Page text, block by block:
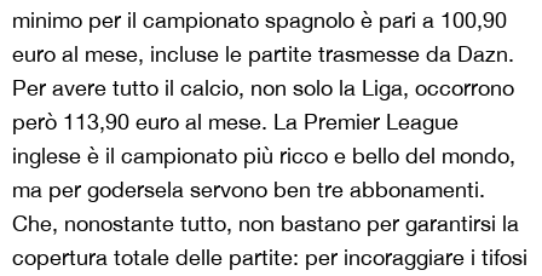
minimo per il campionato spagnolo è pari a 100,90
euro al mese, incluse le partite trasmesse da Dazn.
Per avere tutto il calcio, non solo la Liga, occorrono
però 113,90 euro al mese. La Premier League
inglese è il campionato più ricco e bello del mondo,
ma per godersela servono ben tre abbonamenti.
Che, nonostante tutto, non bastano per garantirsi la
copertura totale delle partite: per incoraggiare i tifosi